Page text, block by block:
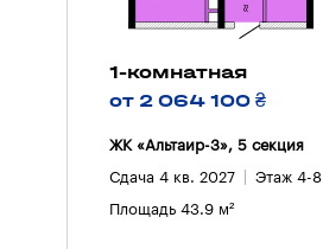
1-комнатная
от 2 064 100 ₴
ЖК «Альтаир-3», 5 секция
Сдача 4 кв. 2027 Этаж 4-8
Площадь 43.9 м²